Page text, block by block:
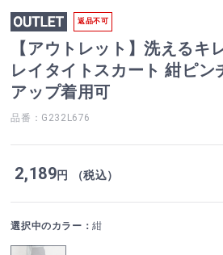
返品不可
【アウトレット】洗えるキ
レイタイトスカート 紺ピン
アップ着用可
品番：G232L676
2,189円 （税込）
選択中のカラー：紺